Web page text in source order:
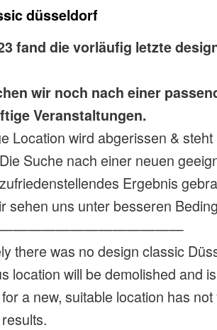
düsseldorf
fand die vorläufig letzte
wir noch nach einer
Veranstaltungen.
Location wird abgerissen &
Suche nach einer neuen
Ergebnis
sehen uns unter besseren
there was no design classic
location will be demolished and
a new, suitable location has